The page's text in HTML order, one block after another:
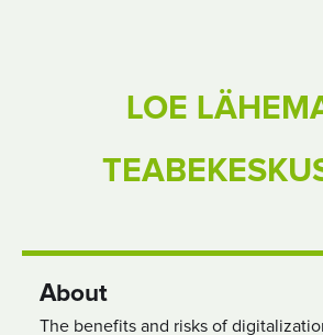
LOE
About
The benefits and risks of